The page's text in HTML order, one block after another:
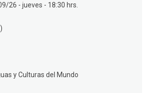
26 - jueves - 18:30 hrs.
y Culturas del Mundo